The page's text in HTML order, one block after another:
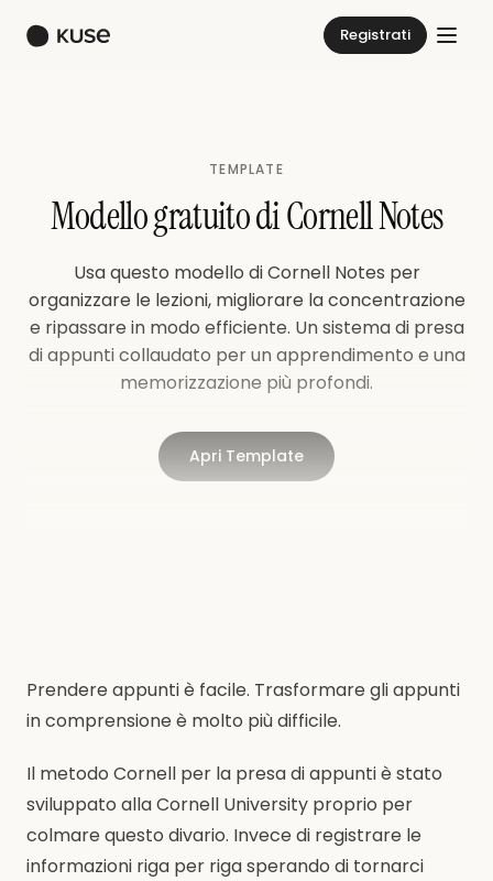
Registrati
TEMPLATE
Modello gratuito di Cornell Notes
Usa questo modello di Cornell Notes per
organizzare le lezioni, migliorare la concentrazione
e ripassare in modo efficiente. Un sistema di presa
di appunti collaudato per un apprendimento e una
memorizzazione più profondi.
Apri Template
Prendere appunti è facile. Trasformare gli appunti
in comprensione è molto più difficile.
Il metodo Cornell per la presa di appunti è stato
sviluppato alla Cornell University proprio per
colmare questo divario. Invece di registrare le
informazioni riga per riga sperando di tornarci